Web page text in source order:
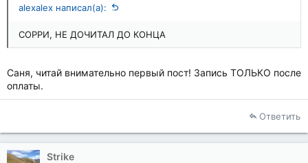
alexalex написал(а):
СОРРИ, НЕ ДОЧИТАЛ ДО КОНЦА
Саня, читай внимательно первый пост! Запись ТОЛЬКО после
оплаты.
Ответить
Strike